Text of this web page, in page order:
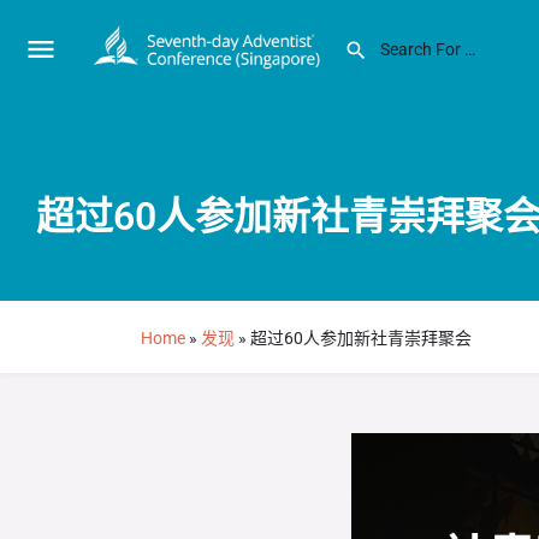
超过60人参加新社青崇拜聚
Home » 发现 » 超过60人参加新社青崇拜聚会